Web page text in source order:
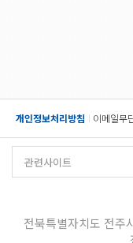
개인정보처리방침 이메일무
전북특별자치도 전주